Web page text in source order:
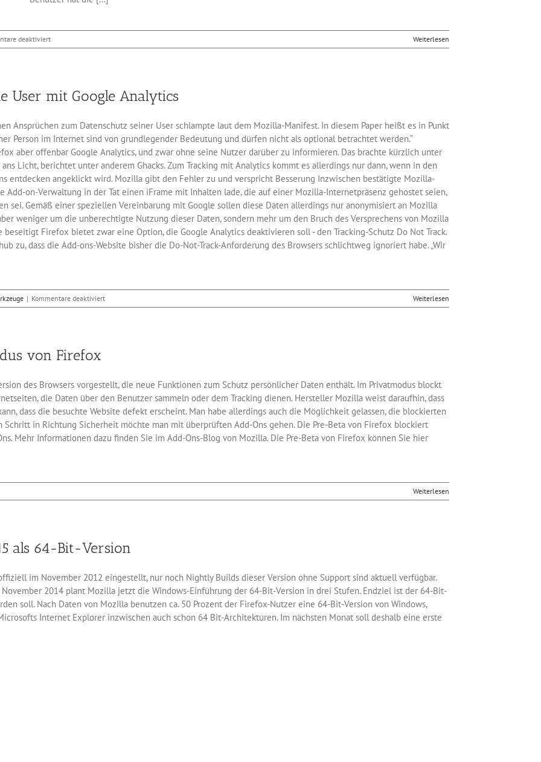
deaktiviertfür
Firefox
Hit
Weiterlesen
User mit Google Analytics
Ansprüchen zum Datenschutz seiner User schlampte laut dem Mozilla-Manifest. In diesem Paper heißt es in Punkt
Person im Internet sind von grundlegender Bedeutung und dürfen nicht als optional betrachtet werden.“
aber offenbar Google Analytics, und zwar ohne seine Nutzer darüber zu informieren. Das brachte kürzlich unter
Licht, berichtet unter anderem Ghacks. Zum Tracking mit Analytics kommt es allerdings nur dann, wenn in den
entdecken angeklickt wird. Mozilla gibt den Fehler zu und verspricht Besserung Inzwischen bestätigte Mozilla-
Add-on-Verwaltung in der Tat einen iFrame mit Inhalten lade, die auf einer Mozilla-Internetpräsenz gehostet seien,
sei. Gemäß einer speziellen Vereinbarung mit Google sollen diese Daten allerdings nur anonymisiert an Mozilla
weniger um die unberechtigte Nutzung dieser Daten, sondern mehr um den Bruch des Versprechens von Mozilla
beseitigt Firefox bietet zwar eine Option, die Google Analytics deaktivieren soll - den Tracking-Schutz Do Not Track.
zu, dass die Add-ons-Website bisher die Do-Not-Track-Anforderung des Browsers schlichtweg ignoriert habe. „Wir
| Kommentare deaktiviertfür
Firefox-
Analytics
Weiterlesen
von Firefox
des Browsers vorgestellt, die neue Funktionen zum Schutz persönlicher Daten enthält. Im Privatmodus blockt
die Daten über den Benutzer sammeln oder dem Tracking dienen. Hersteller Mozilla weist daraufhin, dass
dass die besuchte Website defekt erscheint. Man habe allerdings auch die Möglichkeit gelassen, die blockierten
in Richtung Sicherheit möchte man mit überprüften Add-Ons gehen. Die Pre-Beta von Firefox blockiert
Mehr Informationen dazu finden Sie im Add-Ons-Blog von Mozilla. Die Pre-Beta von Firefox können Sie hier
für
Mozilla
Firefox
Weiterlesen
als 64-Bit-Version
im November 2012 eingestellt, nur noch Nightly Builds dieser Version ohne Support sind aktuell verfügbar.
2014 plant Mozilla jetzt die Windows-Einführung der 64-Bit-Version in drei Stufen. Endziel ist der 64-Bit-
soll. Nach Daten von Mozilla benutzen ca. 50 Prozent der Firefox-Nutzer eine 64-Bit-Version von Windows,
Internet Explorer inzwischen auch schon 64 Bit-Architekturen. Im nächsten Monat soll deshalb eine erste